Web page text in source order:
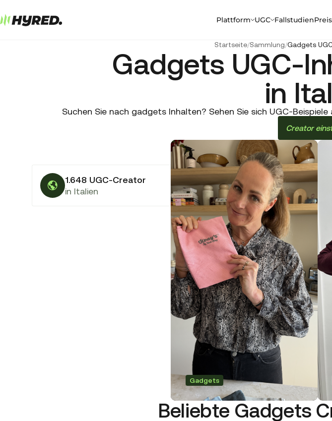
Plattform UGC Fallstudien
Startseite/Sammlung/Gadgets
Gadgets UGC-
in
Suchen Sie nach gadgets Inhalten? Sehen Sie sich UGC-
Creator
1.648 UGC-Creator
in Italien
Gadgets
Beliebte Gadgets